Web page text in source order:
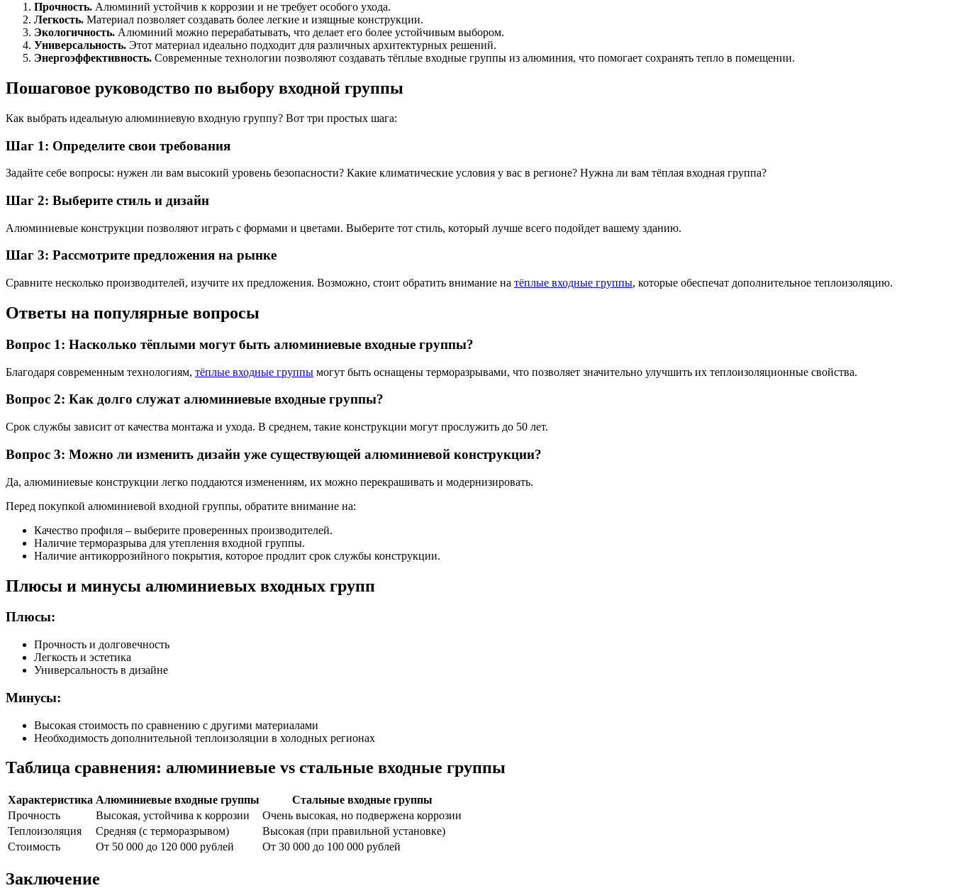
Прочность. Алюминий устойчив к коррозии и не требует особого ухода.
Легкость. Материал позволяет создавать более легкие и изящные конструкции.
Экологичность. Алюминий можно перерабатывать, что делает его более устойчивым выбором.
Универсальность. Этот материал идеально подходит для различных архитектурных решений.
Энергоэффективность. Современные технологии позволяют создавать тёплые входные группы из алюминия, что помогает сохранять тепло в помещении.
Пошаговое руководство по выбору входной группы
Как выбрать идеальную алюминиевую входную группу? Вот три простых шага:
Шаг 1: Определите свои требования
Задайте себе вопросы: нужен ли вам высокий уровень безопасности? Какие климатические условия у вас в регионе? Нужна ли вам тёплая входная группа?
Шаг 2: Выберите стиль и дизайн
Алюминиевые конструкции позволяют играть с формами и цветами. Выберите тот стиль, который лучше всего подойдет вашему зданию.
Шаг 3: Рассмотрите предложения на рынке
Сравните несколько производителей, изучите их предложения. Возможно, стоит обратить внимание на тёплые входные группы, которые обеспечат дополнительное теплоизоляцию.
Ответы на популярные вопросы
Вопрос 1: Насколько тёплыми могут быть алюминиевые входные группы?
Благодаря современным технологиям, тёплые входные группы могут быть оснащены терморазрывами, что позволяет значительно улучшить их теплоизоляционные свойства.
Вопрос 2: Как долго служат алюминиевые входные группы?
Срок службы зависит от качества монтажа и ухода. В среднем, такие конструкции могут прослужить до 50 лет.
Вопрос 3: Можно ли изменить дизайн уже существующей алюминиевой конструкции?
Да, алюминиевые конструкции легко поддаются изменениям, их можно перекрашивать и модернизировать.
Перед покупкой алюминиевой входной группы, обратите внимание на:
Качество профиля – выберите проверенных производителей.
Наличие терморазрыва для утепления входной группы.
Наличие антикоррозийного покрытия, которое продлит срок службы конструкции.
Плюсы и минусы алюминиевых входных групп
Плюсы:
Прочность и долговечность
Легкость и эстетика
Универсальность в дизайне
Минусы:
Высокая стоимость по сравнению с другими материалами
Необходимость дополнительной теплоизоляции в холодных регионах
Таблица сравнения: алюминиевые vs стальные входные группы
Характеристика Алюминиевые входные группы
Стальные входные группы
Прочность
Высокая, устойчива к коррозии
Очень высокая, но подвержена коррозии
Теплоизоляция
Средняя (с терморазрывом)
Высокая (при правильной установке)
Стоимость
От 50 000 до 120 000 рублей От 30 000 до 100 000 рублей
Заключение